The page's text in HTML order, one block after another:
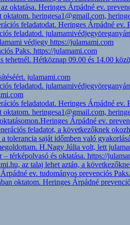
oktatása. Heringes Árpádné ev.
heringesa1@gmail.com,
feladatodat. Heringes Árpádné ev.
feladatod.
védjegy https://julamami.com
Paks. https://julamami.com
tehetnél. Hétköznap 09.00 és 14.00
julamami.com
feladatod.
feladatodat. Heringes Árpádné ev.
heringesa1@gmail.com,
Árpádné ev.
feladatot, a következőknek
tolerancia saját időmben való
H.Nagy Júlia volt, lett
térképolvasó és oktatása. https://
az talaj lehet aztán, a
ev. tudományos prevenciós
oktatom. Heringes Árpádné